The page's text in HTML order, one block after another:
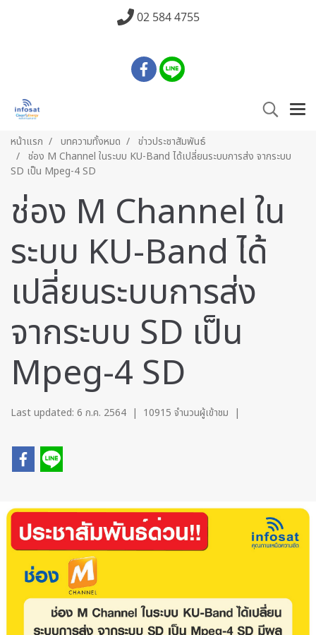
02 584 4755
หน้าแรก บทความทั้งหมด
ข่าวประชาสัมพันธ์
ช่อง M Channel ในระบบ KU-Band ได้เปลี่ยนระบบการส่ง จากระบบ
SD เป็น Mpeg-4 SD
ช่อง M Channel ใน
ระบบ KU-Band ได้
เปลี่ยนระบบการส่ง
จากระบบ SD เป็น
Mpeg-4 SD
Last updated: 6 ก.ค. 2564 | 10915 จำนวนผู้เข้าชม |